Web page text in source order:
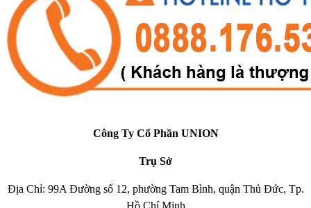
Công Ty Cổ Phần UNION
Trụ Sở
Địa Chỉ: 99A Đường số 12, phường Tam Bình, quận Thủ Đức, Tp.